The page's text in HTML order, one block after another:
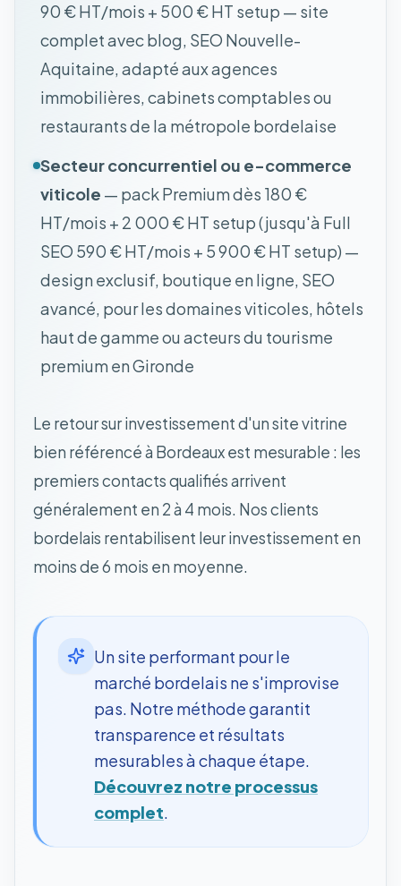
90 € HT/mois + 500 € HT setup — site
complet avec blog, SEO Nouvelle-
Aquitaine, adapté aux agences
immobilières, cabinets comptables ou
restaurants de la métropole bordelaise
Secteur concurrentiel ou e-commerce
viticole — pack Premium dès 180 €
HT/mois + 2 000 € HT setup (jusqu'à Full
SEO 590 € HT/mois + 5 900 € HT setup) —
design exclusif, boutique en ligne, SEO
avancé, pour les domaines viticoles, hôtels
haut de gamme ou acteurs du tourisme
premium en Gironde
Le retour sur investissement d'un site vitrine
bien référencé à Bordeaux est mesurable : les
premiers contacts qualifiés arrivent
généralement en 2 à 4 mois. Nos clients
bordelais rentabilisent leur investissement en
moins de 6 mois en moyenne.
Un site performant pour le
marché bordelais ne s'improvise
pas. Notre méthode garantit
transparence et résultats
mesurables à chaque étape.
Découvrez notre processus
complet.